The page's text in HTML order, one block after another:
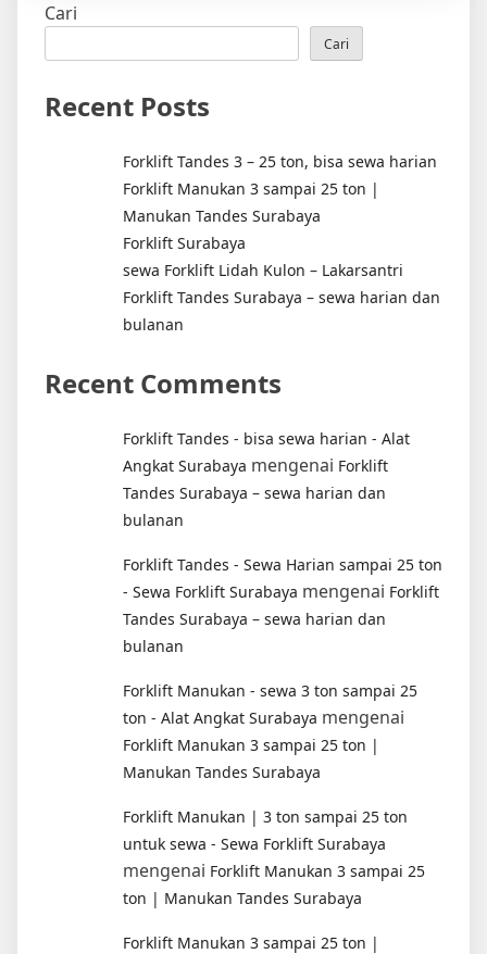
Sambikerep
Cari
Cari
Recent Posts
Forklift Tandes 3 – 25 ton, bisa sewa harian
Forklift Manukan 3 sampai 25 ton |
Manukan Tandes Surabaya
Forklift Surabaya
sewa Forklift Lidah Kulon – Lakarsantri
Forklift Tandes Surabaya – sewa harian dan
bulanan
Recent Comments
Forklift Tandes - bisa sewa harian - Alat
Angkat Surabaya mengenai Forklift
Tandes Surabaya – sewa harian dan
bulanan
Forklift Tandes - Sewa Harian sampai 25 ton
- Sewa Forklift Surabaya mengenai Forklift
Tandes Surabaya – sewa harian dan
bulanan
Forklift Manukan - sewa 3 ton sampai 25
ton - Alat Angkat Surabaya mengenai
Forklift Manukan 3 sampai 25 ton |
Manukan Tandes Surabaya
Forklift Manukan | 3 ton sampai 25 ton
untuk sewa - Sewa Forklift Surabaya
mengenai Forklift Manukan 3 sampai 25
ton | Manukan Tandes Surabaya
Forklift Manukan 3 sampai 25 ton |